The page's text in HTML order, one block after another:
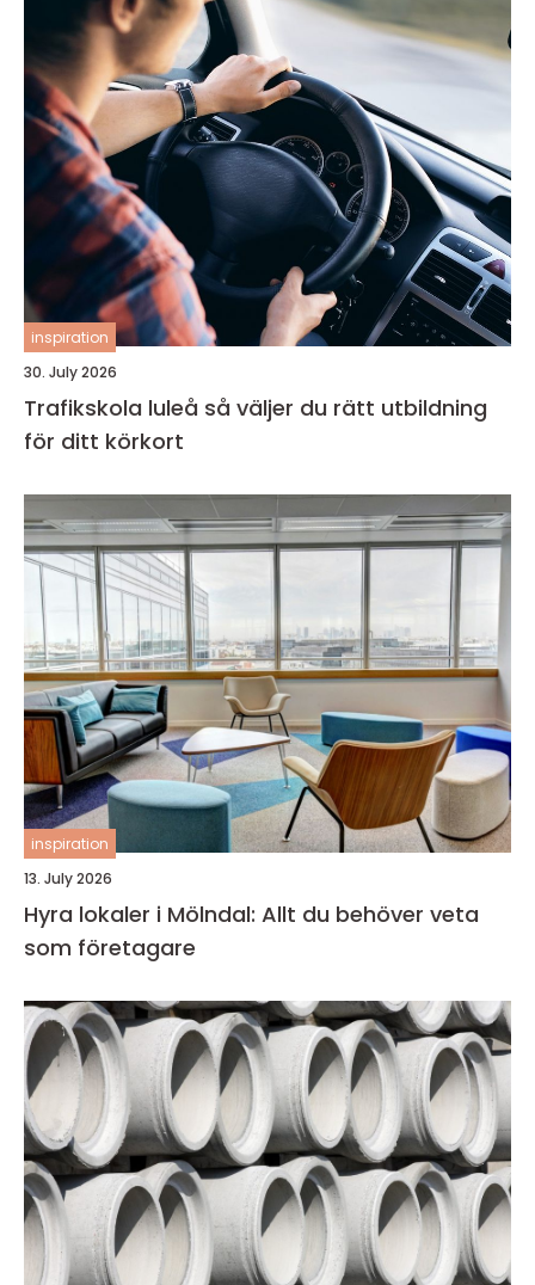
inspiration
30. July 2026
Trafikskola luleå så väljer du rätt utbildning
för ditt körkort
inspiration
13. July 2026
Hyra lokaler i Mölndal: Allt du behöver veta
som företagare